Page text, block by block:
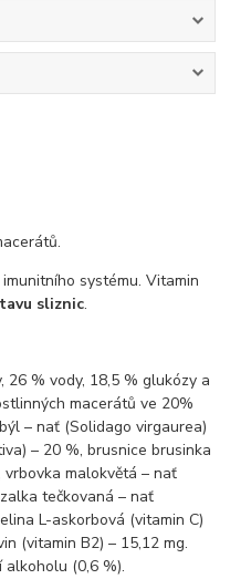
systému. Vitamin
sliznic.
26 % vody, 18,5 % glukózy a
macerátů ve 20%
– nať (Solidago virgaurea)
– 20 %, brusnice brusinka
malokvětá – nať
tečkovaná – nať
L-askorbová (vitamin C)
(vitamin B2) – 15,12 mg.
(0,6 %).